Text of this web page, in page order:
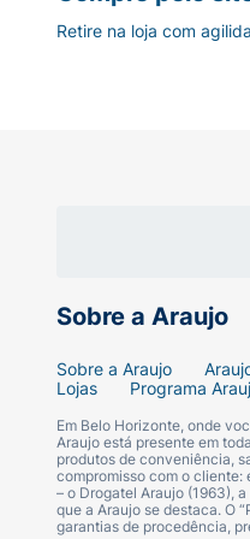
A dose
A dose
Além disso,
que pode
Por fim, a
Sobre a Araujo
Sobre a Araujo
Lojas
Programa
Em Belo Horizonte, onde
Araujo está presente em
produtos de conveniência,
compromisso com o cliente:
– o Drogatel Araujo (1963),
que a Araujo se destaca. O
garantias de procedência,
Retire na loja com